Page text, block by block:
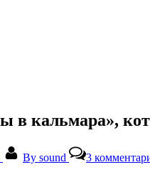
в кальмара»,
By sound 3